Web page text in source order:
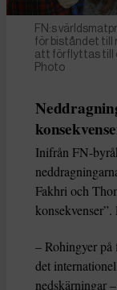
FN:s
för biståndet till
att förflyttas till
Photo
Inifrån FN-
Fakhri och
– Rohingyer på
det
nedskärningar